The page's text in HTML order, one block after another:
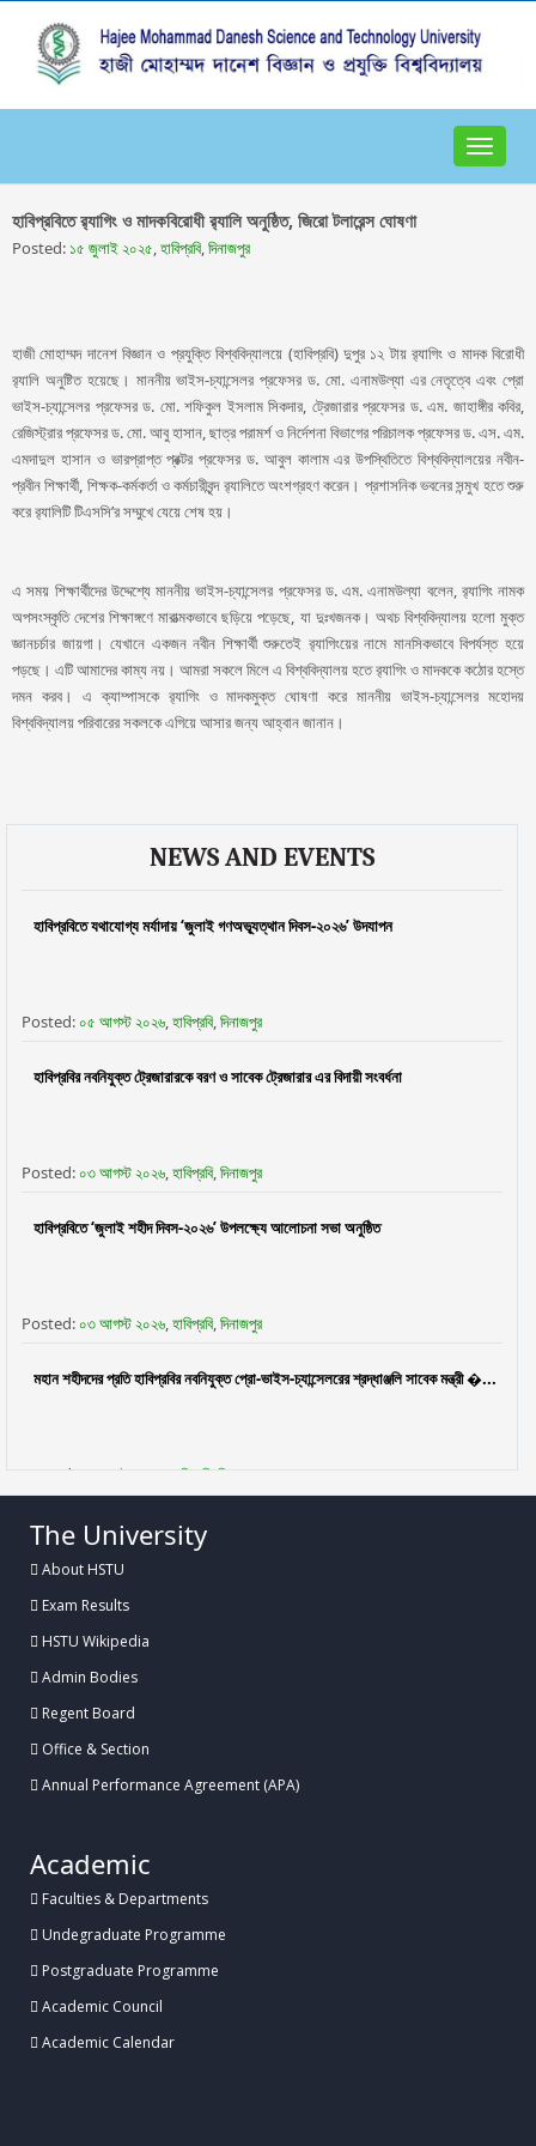
Toggle
হাবিপ্রবিতে র‌্যাগিং ও মাদকবিরোধী র‌্যালি অনুষ্ঠিত, জিরো টলারেন্স ঘোষণা
Posted: ১৫ জুলাই ২০২৫, হাবিপ্রবি, দিনাজপুর
হাজী মোহাম্মদ দানেশ বিজ্ঞান ও প্রযুক্তি বিশ্ববিদ্যালয়ে (হাবিপ্রবি) দুপুর ১২ টায় র‌্যাগিং ও মাদক বিরোধী
র‌্যালি অনুষ্টিত হয়েছে। মাননীয় ভাইস-চ্যান্সেলর প্রফেসর ড. মো. এনামউল্যা এর নেতৃত্বে এবং প্রো
ভাইস-চ্যান্সেলর প্রফেসর ড. মো. শফিকুল ইসলাম সিকদার, ট্রেজারার প্রফেসর ড. এম. জাহাঙ্গীর কবির,
রেজিস্ট্রার প্রফেসর ড. মো. আবু হাসান, ছাত্র পরামর্শ ও নির্দেশনা বিভাগের পরিচালক প্রফেসর ড. এস. এম.
এমদাদুল হাসান ও ভারপ্রাপ্ত প্রক্টর প্রফেসর ড. আবুল কালাম এর উপস্থিতিতে বিশ্ববিদ্যালয়ের নবীন-
প্রবীন শিক্ষার্থী, শিক্ষক-কর্মকর্তা ও কর্মচারীবৃন্দ র‌্যালিতে অংশগ্রহণ করেন। প্রশাসনিক ভবনের সন্মুখ হতে শুরু
করে র‌্যালিটি টিএসসি’র সম্মুখে যেয়ে শেষ হয়।
এ সময় শিক্ষার্থীদের উদ্দেশ্যে মাননীয় ভাইস-চ্যান্সেলর প্রফেসর ড. এম. এনামউল্যা বলেন, র‌্যাগিং নামক
অপসংস্কৃতি দেশের শিক্ষাঙ্গণে মারাত্মকভাবে ছড়িয়ে পড়েছে, যা দুঃখজনক। অথচ বিশ্ববিদ্যালয় হলো মুক্ত
জ্ঞানচর্চার জায়গা। যেখানে একজন নবীন শিক্ষার্থী শুরুতেই র‌্যাগিংয়ের নামে মানসিকভাবে বিপর্যস্ত হয়ে
পড়ছে। এটি আমাদের কাম্য নয়। আমরা সকলে মিলে এ বিশ্ববিদ্যালয় হতে র‌্যাগিং ও মাদককে কঠোর হস্তে
দমন করব। এ ক্যাম্পাসকে র‌্যাগিং ও মাদকমুক্ত ঘোষণা করে মাননীয় ভাইস-চ্যান্সেলর মহোদয়
বিশ্ববিদ্যালয় পরিবারের সকলকে এগিয়ে আসার জন্য আহ্বান জানান।
NEWS AND EVENTS
হাবিপ্রবিতে যথাযোগ্য মর্যাদায় ‘জুলাই গণঅভ্যূত্থান দিবস-২০২৬’ উদযাপন
Posted: ০৫ আগস্ট ২০২৬, হাবিপ্রবি, দিনাজপুর
হাবিপ্রবির নবনিযুক্ত ট্রেজারারকে বরণ ও সাবেক ট্রেজারার এর বিদায়ী সংবর্ধনা
Posted: ০৩ আগস্ট ২০২৬, হাবিপ্রবি, দিনাজপুর
হাবিপ্রবিতে ‘জুলাই শহীদ দিবস-২০২৬’ উপলক্ষ্যে আলোচনা সভা অনুষ্ঠিত
Posted: ০৩ আগস্ট ২০২৬, হাবিপ্রবি, দিনাজপুর
মহান শহীদদের প্রতি হাবিপ্রবির নবনিযুক্ত প্রো-ভাইস-চ্যান্সেলরের শ্রদ্ধাঞ্জলি সাবেক মন্ত্রী �...
Posted:৩০ জুলাই ২০২৬, হাবিপ্রবি, দিনাজপুর
ফুলেল শুভেচ্ছায় নবনিযুক্ত প্রো-ভাইস-চ্যান্সেলর প্রফেসর ড. মো. নওশের ওয়ানকে বরণ করলেন
হাবিপ্রবিতে বিজয় ২৪ হল ফুটবল টুর্নামেন্টের উদ্বোধন
Posted: ২৭ জুলাই, হাবিপ্রবি, দিনাজপুর
Posted: ২৭ জুলাই, হাবিপ্রবি, দিনাজপুর
হাবিপ্রবিতে ব্যাডমিন্টন কার্নিভাল ১.০ এর উদ্বোধন
The University
About HSTU
Exam Results
HSTU Wikipedia
Admin Bodies
Regent Board
Office & Section
Annual Performance Agreement (APA)
Academic
Faculties & Departments
Undegraduate Programme
Postgraduate Programme
Academic Council
Academic Calendar